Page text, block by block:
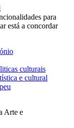
para
está a concordar
culturais
e cultural
Arte e